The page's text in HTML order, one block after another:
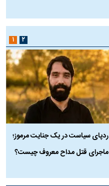
ردپای سیاست در یک جنایت مرموز؛
ماجرای قتل مداح معروف چیست؟
۱ ۲